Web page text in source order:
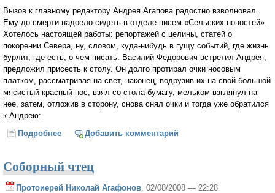
Вызов к главному редактору Андрея Агапова радостно взволновал.
Ему до смерти надоело сидеть в отделе писем «Сельских новостей».
Хотелось настоящей работы: репортажей с целины, статей о
покорении Севера, ну, словом, куда-нибудь в гущу событий, где жизнь
бурлит, где есть, о чем писать. Василий Федорович встретил Андрея,
предложил присесть к столу. Он долго протирал очки носовым
платком, рассматривая на свет, наконец, водрузив их на свой большой
мясистый красный нос, взял со стола бумагу, мельком взглянул на
нее, затем, отложив в сторону, снова снял очки и тогда уже обратился
к Андрею:
Подробнее о Командировка в иную реальность
Добавить комментарий
Соборный чтец
Протоиерей Николай Агафонов , 02/08/2008 — 22:28